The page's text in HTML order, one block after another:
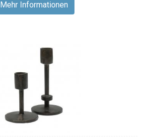
Mehr Informationen